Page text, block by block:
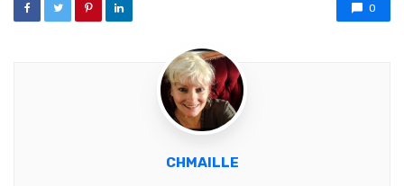
0
CHMAILLE